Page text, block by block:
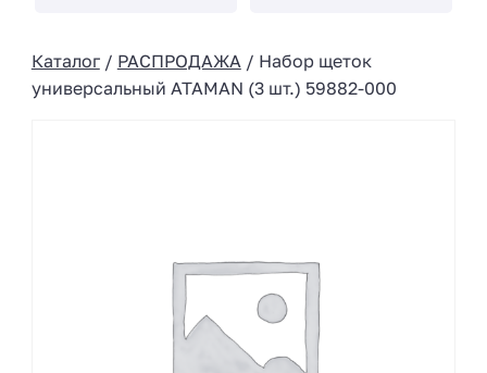
Каталог/ РАСПРОДАЖА / Набор щеток
универсальный ATAMAN (3 шт.) 59882-000